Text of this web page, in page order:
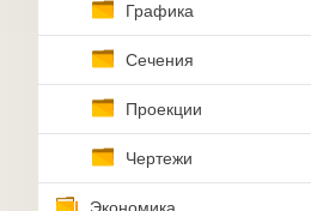
Графика
Сечения
Проекции
Чертежи